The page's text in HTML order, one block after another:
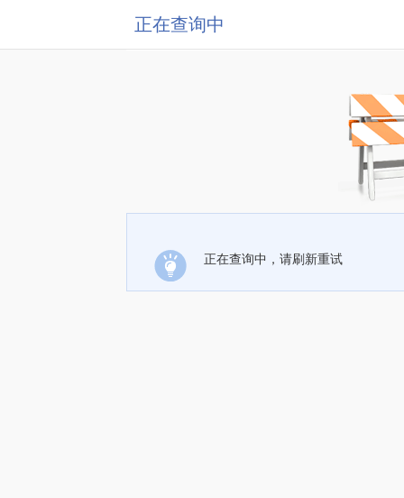
正在查询中
正在查询中，请刷新重试